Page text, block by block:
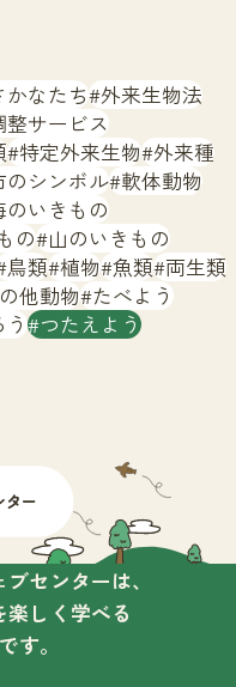
ンターとは
かなたち 外来生物法
整サービス
特定外来生物 外来種
のシンボル 軟体動物
のいきもの
の 山のいきもの
鳥類 植物 魚類 両生類
他動物 たべよう
う つたえよう
センターは、
しく学べる
す。